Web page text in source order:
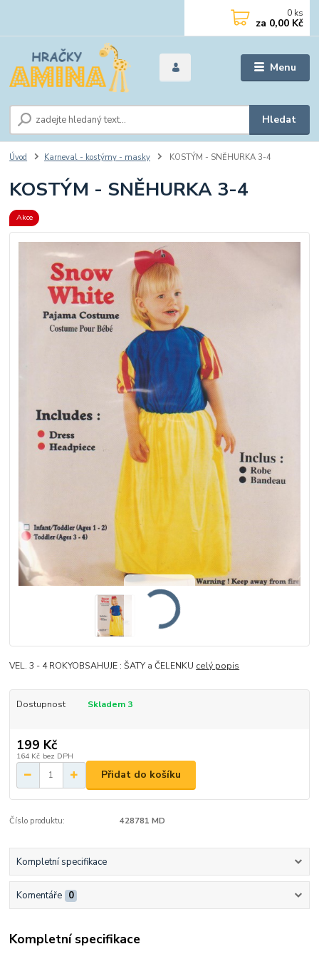
Menu
Hledat
0 ks
za 0,00 Kč
Úvod Karneval - kostýmy - masky KOSTÝM - SNĚHURKA 3-4
KOSTÝM - SNĚHURKA 3-4
Akce
VEL. 3 - 4 ROKYOBSAHUJE : ŠATY a ČELENKU celý popis
Dostupnost Skladem 3
199 Kč
164 Kč bez DPH
Přidat do košíku
Číslo produktu: 428781 MD
Kompletní specifikace
Komentáře 0
Kompletní specifikace